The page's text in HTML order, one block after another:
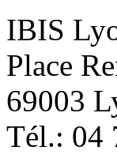
IBIS
Place
69003
Tél.: 04